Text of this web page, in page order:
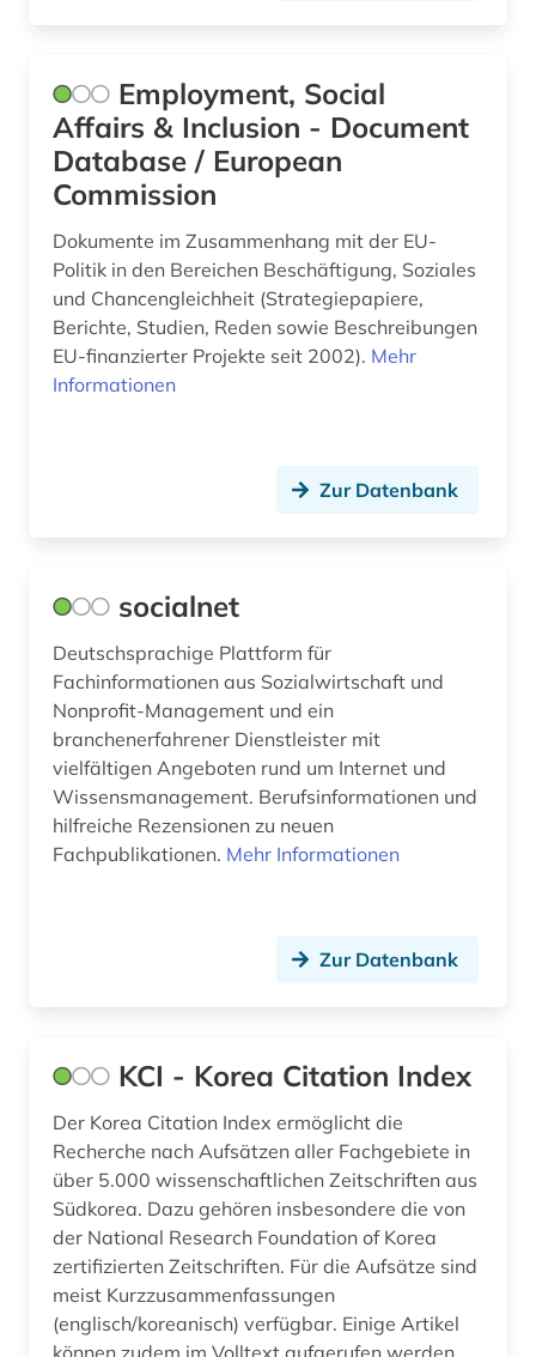
slawistik (1)
sozialarbeit (2)
soziale norm (1)
soziale sicherheit (1)
soziale systeme (1)
sozialwissenschaften (201)
soziologie (14)
spanien (2)
spanisch (3)
statistische daten (2)
studium (1)
suchmaschine (3)
südafrika (2)
südamerika (1)
Employment, Social
Affairs & Inclusion - Document
Database / European
Commission
Dokumente im Zusammenhang mit der EU-
Politik in den Bereichen Beschäftigung, Soziales
und Chancengleichheit (Strategiepapiere,
Berichte, Studien, Reden sowie Beschreibungen
EU-finanzierter Projekte seit 2002). Mehr
Informationen
Zur Datenbank
socialnet
Deutschsprachige Plattform für
Fachinformationen aus Sozialwirtschaft und
Nonprofit-Management und ein
branchenerfahrener Dienstleister mit
vielfältigen Angeboten rund um Internet und
Wissensmanagement. Berufsinformationen und
hilfreiche Rezensionen zu neuen
Fachpublikationen. Mehr Informationen
Zur Datenbank
KCI - Korea Citation Index
Der Korea Citation Index ermöglicht die
Recherche nach Aufsätzen aller Fachgebiete in
über 5.000 wissenschaftlichen Zeitschriften aus
Südkorea. Dazu gehören insbesondere die von
der National Research Foundation of Korea
zertifizierten Zeitschriften. Für die Aufsätze sind
meist Kurzzusammenfassungen
(englisch/koreanisch) verfügbar. Einige Artikel
können zudem im Volltext aufgerufen werden.